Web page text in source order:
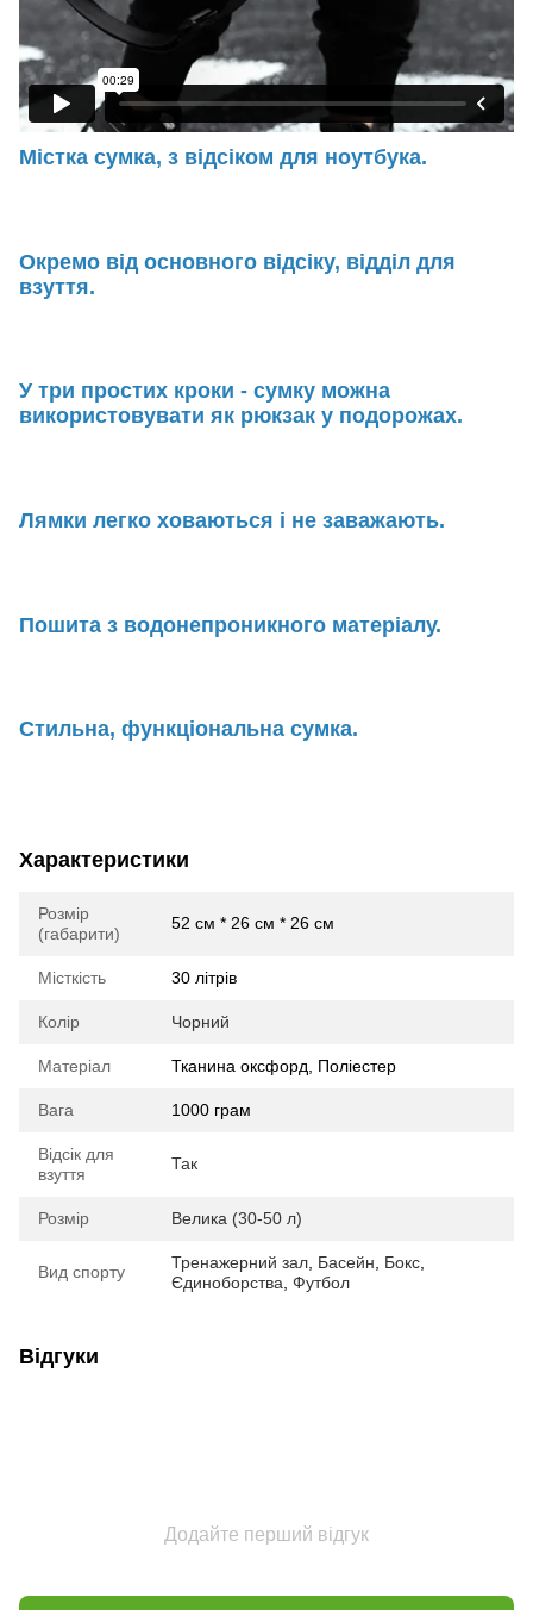
Містка сумка, з відсіком для ноутбука.
Окремо від основного відсіку, відділ для
взуття.
У три простих кроки - сумку можна
використовувати як рюкзак у подорожах.
Лямки легко ховаються і не заважають.
Пошита з водонепроникного матеріалу.
Стильна, функціональна сумка.
Характеристики
Розмір
(габарити)
52 см * 26 см * 26 см
Місткість 30 літрів
Колір Чорний
Матеріал Тканина оксфорд, Поліестер
Вага 1000 грам
Відсік для
взуття
Так
Розмір Велика (30-50 л)
Вид спорту Тренажерний зал Басейн Бокс
Єдиноборства Футбол
Відгуки
Додайте перший відгук